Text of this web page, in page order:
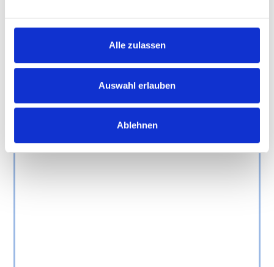
Alle zulassen
Auswahl erlauben
Ablehnen